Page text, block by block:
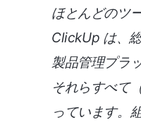
ほとんどのツ
ClickUp は、
製品管理プラ
それらすべて
っています。